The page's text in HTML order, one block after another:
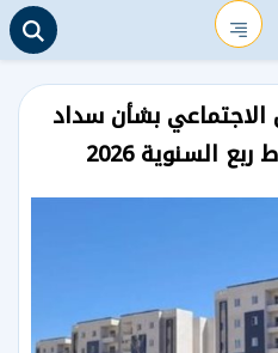
الاجتماعي بشأن سداد
السنوية 2026